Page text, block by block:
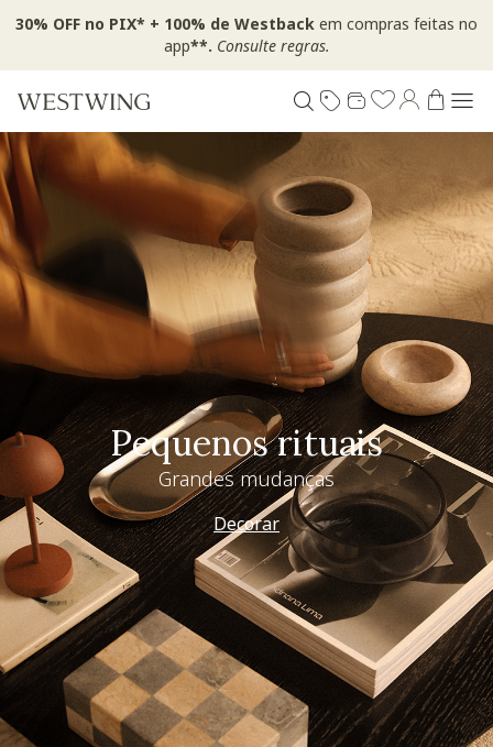
30% OFF no PIX* + 100% de Westback em compras feitas no
app**. Consulte regras.
Pequenos rituais
Grandes mudanças
Decorar